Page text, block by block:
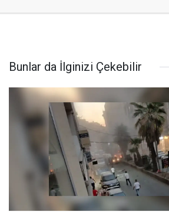
Bunlar da İlginizi Çekebilir